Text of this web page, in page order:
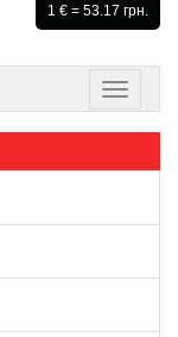
1 € = 53.17 грн.